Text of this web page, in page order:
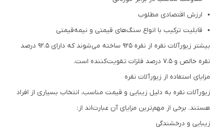
ارزش اقتصادی مطلوب
قابلیت ترکیب با انواع سنگ‌های قیمتی و نیمه‌قیمتی
بیشتر زیورآلات نقره از نقره 925 ساخته می‌شوند که دارای 92.5 درصد
نقره خالص و 7.5 درصد فلزات تقویت‌کننده است.
مزایای استفاده از زیورآلات نقره
زیورآلات نقره به دلیل زیبایی و قیمت مناسب، انتخاب بسیاری از افراد
هستند. برخی از مهم‌ترین مزایای آن عبارت‌اند از:
زیبایی و درخشندگی